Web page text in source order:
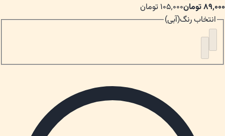
۸۹٬۰۰۰تومان۱۰۵٬۰۰۰ تومان
انتخابرنگ(آبی)